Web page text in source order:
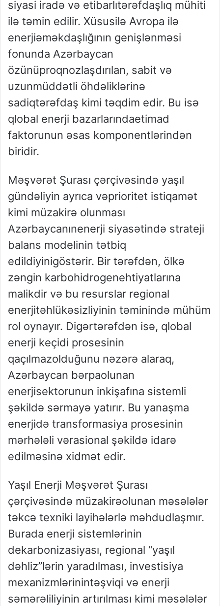
siyasi iradə və etibarlıtərəfdaşlıq mühiti
ilə təmin edilir. Xüsusilə Avropa ilə
enerjiəməkdaşlığının genişlənməsi
fonunda Azərbaycan
özünüproqnozlaşdırılan, sabit və
uzunmüddətli öhdəliklərinə
sadiqtərəfdaş kimi təqdim edir. Bu isə
qlobal enerji bazarlarındaetimad
faktorunun əsas komponentlərindən
biridir.
Məşvərət Şurası çərçivəsində yaşıl
gündəliyin ayrıca vəprioritet istiqamət
kimi müzakirə olunması
Azərbaycanınenerji siyasətində strateji
balans modelinin tətbiq
edildiyinigöstərir. Bir tərəfdən, ölkə
zəngin karbohidrogenehtiyatlarına
malikdir və bu resurslar regional
enerjitəhlükəsizliyinin təminində mühüm
rol oynayır. Digərtərəfdən isə, qlobal
enerji keçidi prosesinin
qaçılmazolduğunu nəzərə alaraq,
Azərbaycan bərpaolunan
enerjisektorunun inkişafına sistemli
şəkildə sərmayə yatırır. Bu yanaşma
enerjidə transformasiya prosesinin
mərhələli vərasional şəkildə idarə
edilməsinə xidmət edir.
Yaşıl Enerji Məşvərət Şurası
çərçivəsində müzakirəolunan məsələlər
təkcə texniki layihələrlə məhdudlaşmır.
Burada enerji sistemlərinin
dekarbonizasiyası, regional “yaşıl
dəhliz”lərin yaradılması, investisiya
mexanizmlərinintəşviqi və enerji
səmərəliliyinin artırılması kimi məsələlər